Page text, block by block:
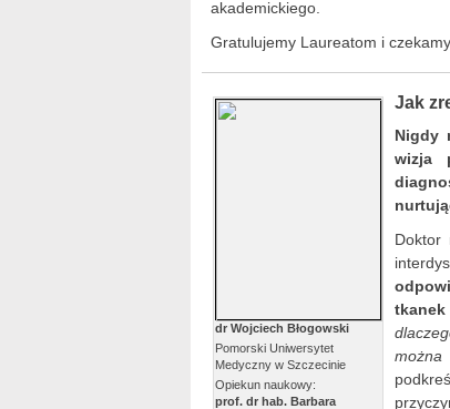
akademickiego.
Gratulujemy Laureatom i
dr Wojciech Błogowski
Pomorski Uniwersytet
Medyczny w Szczecinie
Opiekun naukowy:
prof. dr hab. Barbara
Jak
Nigdy
wizja
Doktor
tkanek
można